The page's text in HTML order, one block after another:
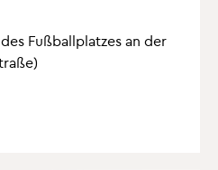
Fuß­ball­plat­zes an der